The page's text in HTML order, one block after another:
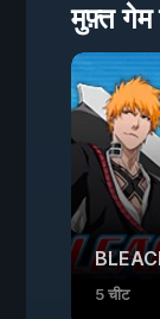
मुफ़्त गेम
5 चीट